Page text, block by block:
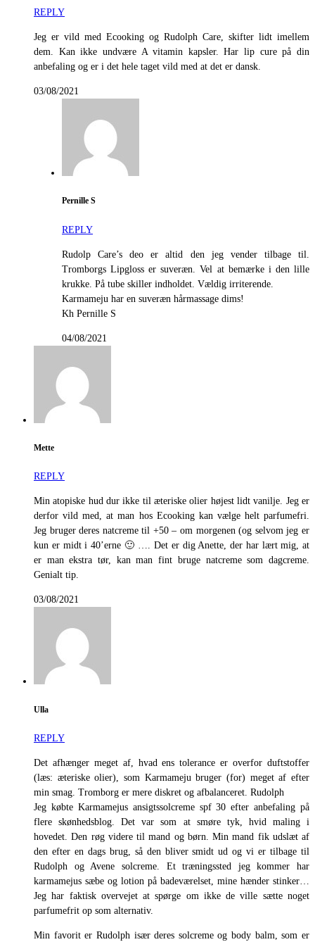
REPLY
Jeg er vild med Ecooking og Rudolph Care, skifter lidt imellem
dem. Kan ikke undvære A vitamin kapsler. Har lip cure på din
anbefaling og er i det hele taget vild med at det er dansk.
03/08/2021
Pernille S
REPLY
Rudolp Care’s deo er altid den jeg vender tilbage til.
Tromborgs Lipgloss er suveræn. Vel at bemærke i den lille
krukke. På tube skiller indholdet. Vældig irriterende.
Karmameju har en suveræn hårmassage dims!
Kh Pernille S
04/08/2021
Mette
REPLY
Min atopiske hud dur ikke til æteriske olier højest lidt vanilje. Jeg er
derfor vild med, at man hos Ecooking kan vælge helt parfumefri.
Jeg bruger deres natcreme til +50 – om morgenen (og selvom jeg er
kun er midt i 40’erne 🙂 …. Det er dig Anette, der har lært mig, at
er man ekstra tør, kan man fint bruge natcreme som dagcreme.
Genialt tip.
03/08/2021
Ulla
REPLY
Det afhænger meget af, hvad ens tolerance er overfor duftstoffer
(læs: æteriske olier), som Karmameju bruger (for) meget af efter
min smag. Tromborg er mere diskret og afbalanceret. Rudolph
Jeg købte Karmamejus ansigtssolcreme spf 30 efter anbefaling på
flere skønhedsblog. Det var som at smøre tyk, hvid maling i
hovedet. Den røg videre til mand og børn. Min mand fik udslæt af
den efter en dags brug, så den bliver smidt ud og vi er tilbage til
Rudolph og Avene solcreme. Et træningssted jeg kommer har
karmamejus sæbe og lotion på badeværelset, mine hænder stinker…
Jeg har faktisk overvejet at spørge om ikke de ville sætte noget
parfumefrit op som alternativ.
Min favorit er Rudolph især deres solcreme og body balm, som er